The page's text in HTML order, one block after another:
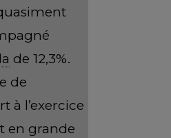
de 12,3%.
de
à l’exercice
en grande